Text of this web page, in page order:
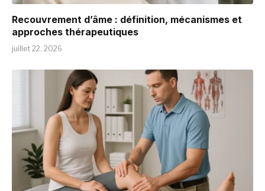
Recouvrement d’âme : définition, mécanismes et
approches thérapeutiques
juillet 22, 2026